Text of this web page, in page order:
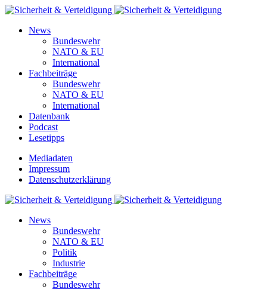
News
Bundeswehr
NATO & EU
International
Fachbeiträge
Bundeswehr
NATO & EU
International
Datenbank
Podcast
Lesetipps
Mediadaten
Impressum
Datenschutzerklärung
News
Bundeswehr
NATO & EU
Politik
Industrie
Fachbeiträge
Bundeswehr